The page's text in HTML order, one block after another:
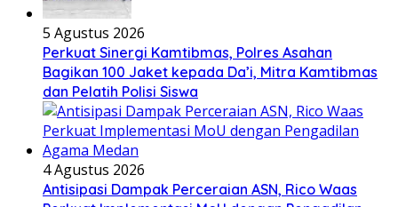
5 Agustus 2026
Perkuat Sinergi Kamtibmas, Polres Asahan
Bagikan 100 Jaket kepada Da’i, Mitra Kamtibmas
dan Pelatih Polisi Siswa
4 Agustus 2026
Antisipasi Dampak Perceraian ASN, Rico Waas